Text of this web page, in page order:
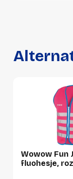
Gewicht:
Hoeveelheid:
Lengte:
Wowow Fun
fluohesje,